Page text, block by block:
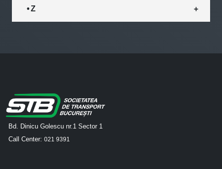
• Z
Bd. Dinicu Golescu nr.1 Sector 1
Call Center: 021 9391